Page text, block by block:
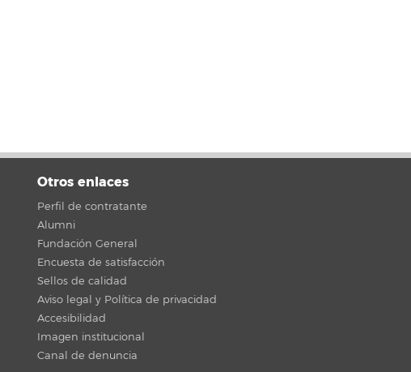
Otros enlaces
Perfil de contratante
Alumni
Fundación General
Encuesta de satisfacción
Sellos de calidad
Aviso legal y Política de privacidad
Accesibilidad
Imagen institucional
Canal de denuncia